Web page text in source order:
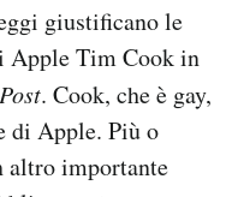
giustificano le
Apple Tim Cook in
. Cook, che è gay,
di Apple. Più o
altro importante